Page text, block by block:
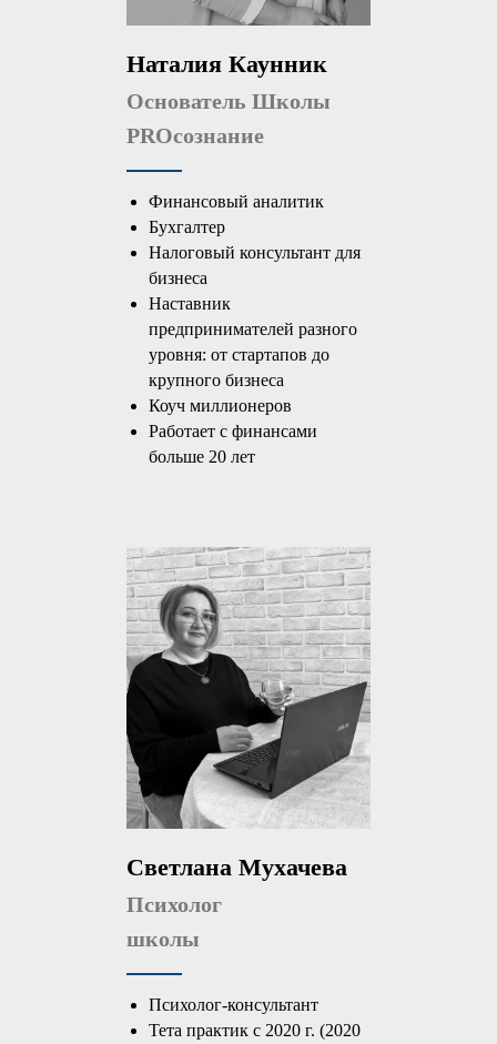
Наталия Каунник
Основатель Школы
PROсознание
Финансовый аналитик
Бухгалтер
Налоговый консультант для
бизнеса
Наставник
предпринимателей разного
уровня: от стартапов до
крупного бизнеса
Коуч миллионеров
Работает с финансами
больше 20 лет
Светлана Мухачева
Психолог
школы
Психолог-консультант
Тета практик с 2020 г. (2020